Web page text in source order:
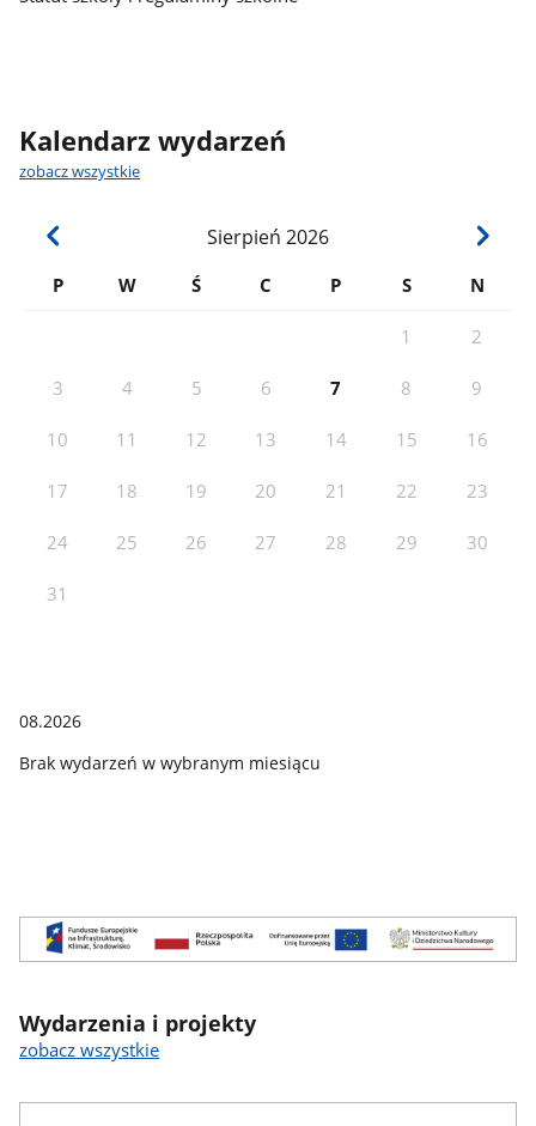
Kalendarz wydarzeń
zobacz wszystkie
Sierpień 2026
P W Ś C P S N
1 2
3 4 5 6 7 8 9
10 11 12 13 14 15 16
17 18 19 20 21 22 23
24 25 26 27 28 29 30
31
08.2026
Brak wydarzeń w wybranym miesiącu
Wydarzenia i projekty
zobacz wszystkie